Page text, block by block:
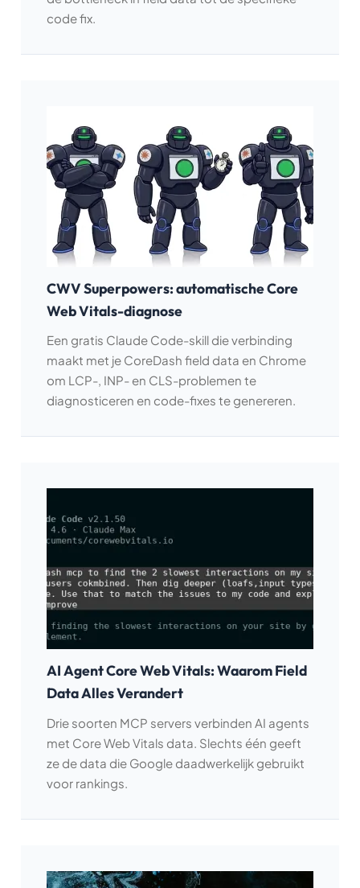
code fix.
CWV Superpowers: automatische Core
Web Vitals-diagnose
Een gratis Claude Code-skill die verbinding
maakt met je CoreDash field data en Chrome
om LCP-, INP- en CLS-problemen te
diagnosticeren en code-fixes te genereren.
AI Agent Core Web Vitals: Waarom Field
Data Alles Verandert
Drie soorten MCP servers verbinden AI agents
met Core Web Vitals data. Slechts één geeft
ze de data die Google daadwerkelijk gebruikt
voor rankings.